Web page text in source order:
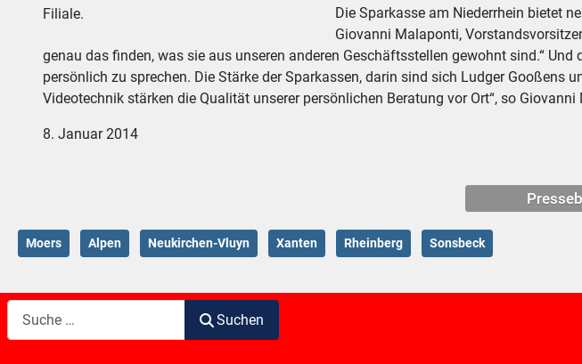
Filiale.
Die Sparkasse am Niederrhein bietet
Giovanni Malaponti,
genau das finden, was sie aus unseren anderen Geschäftsstellen gewohnt sind.“
persönlich zu sprechen. Die Stärke der Sparkassen, darin sind sich Ludger Gooßens
Videotechnik stärken die Qualität unserer persönlichen Beratung vor Ort“, so
8. Januar 2014
Moers Alpen Neukirchen-Vluyn Xanten Rheinberg Sonsbeck
Suchen
Suchen